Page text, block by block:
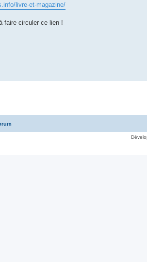
livre-et-magazine/
faire circuler ce lien !